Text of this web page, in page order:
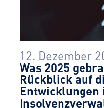
12. Dezember
Was 2025
Rückblick auf
Entwicklungen